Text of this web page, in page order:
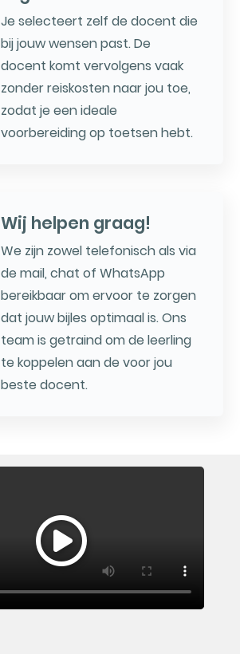
Je selecteert zelf de docent die
bij jouw wensen past. De
docent komt vervolgens vaak
zonder reiskosten naar jou toe,
zodat je een ideale
voorbereiding op toetsen hebt.
Wij helpen graag!
We zijn zowel telefonisch als via
de mail, chat of WhatsApp
bereikbaar om ervoor te zorgen
dat jouw bijles optimaal is. Ons
team is getraind om de leerling
te koppelen aan de voor jou
beste docent.